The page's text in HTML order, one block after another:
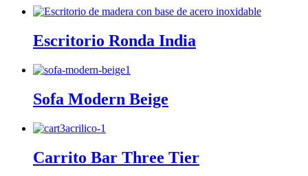
Escritorio Ronda India
Sofa Modern Beige
Carrito Bar Three Tier